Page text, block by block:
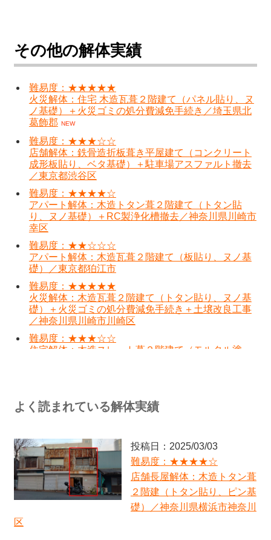
その他の解体実績
難易度：★★★★★
火災解体：住宅 木造瓦葺２階建て（パネル貼り、ヌ
ノ基礎）＋火災ゴミの処分費減免手続き／埼玉県北
葛飾郡
NEW
難易度：★★★☆☆
店舗解体：鉄骨造折板葺き平屋建て（コンクリート
成形板貼り、ベタ基礎）＋駐車場アスファルト撤去
／東京都渋谷区
難易度：★★★★☆
アパート解体：木造トタン葺２階建て（トタン貼
り、ヌノ基礎）＋RC製浄化槽撤去／神奈川県川崎市
幸区
難易度：★★☆☆☆
アパート解体：木造瓦葺２階建て（板貼り、ヌノ基
礎）／東京都狛江市
難易度：★★★★★
火災解体：木造瓦葺２階建て（トタン貼り、ヌノ基
礎）＋火災ゴミの処分費減免手続き＋土壌改良工事
／神奈川県川崎市川崎区
難易度：★★★☆☆
住宅解体：木造スレート葺２階建て（モルタル塗
ルタル塗り、ヌノ基礎）×二棟＋RC製浄化槽＋激し
い近隣クレームへの丁寧な対応／東京都杉並区
店舗兼住宅解体：木造スレート葺２階建て（モルタ
ル塗り、ベタ基礎）／東京都港区
難易度：★★★★☆
店舗兼住宅解体：木造瓦葺２階建て（モルタル塗
り、ベタ基礎）＋RC製浄化槽／神奈川県川崎市中原
よく読まれている解体実績
投稿日：2025/03/03
難易度：★★★★☆
店舗長屋解体：木造トタン葺
２階建（トタン貼り、ピン基
礎）／神奈川県横浜市神奈川
区